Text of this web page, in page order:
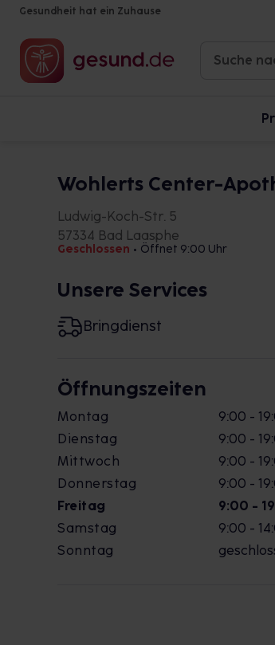
Gesundheit hat ein Zuhause
Wohlerts Center-
Ludwig-Koch-Str. 5
57334 Bad Laasphe
Geschlossen • Öffnet 9:00 Uhr
Unsere Services
Bringdienst
Öffnungszeiten
Montag
9:00 -
Dienstag
9:00 -
Mittwoch
9:00 -
Donnerstag
9:00 -
Freitag
9:00 -
Samstag
9:00 -
Sonntag